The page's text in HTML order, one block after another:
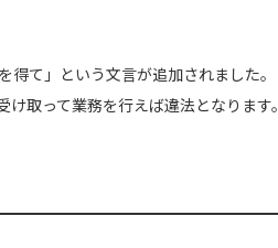
て」という文言が追加されました。
取って業務を行えば違法となります。